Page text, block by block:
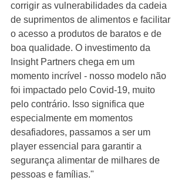
corrigir as vulnerabilidades da cadeia
de suprimentos de alimentos e facilitar
o acesso a produtos de baratos e de
boa qualidade. O investimento da
Insight Partners chega em um
momento incrível - nosso modelo não
foi impactado pelo Covid-19, muito
pelo contrário. Isso significa que
especialmente em momentos
desafiadores, passamos a ser um
player essencial para garantir a
segurança alimentar de milhares de
pessoas e famílias."